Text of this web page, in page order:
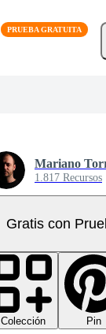
Mariano
1.817 Recursos
Gratis con
Colección Pin